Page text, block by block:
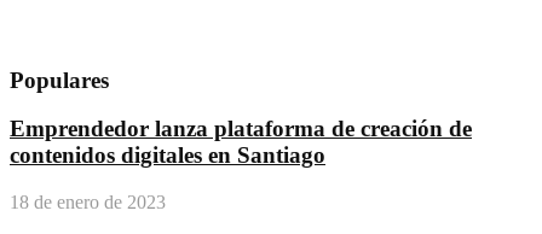
Populares
Emprendedor lanza plataforma de creación de
contenidos digitales en Santiago
18 de enero de 2023